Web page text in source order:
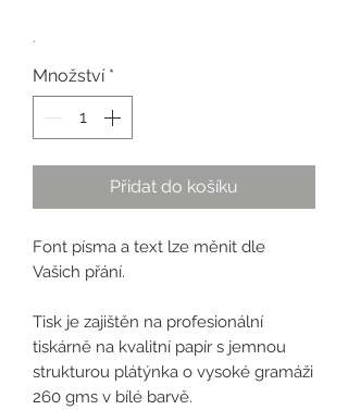
.
Množství *
Přidat do košíku
Font písma a text lze měnit dle
Vašich přání.
Tisk je zajištěn na profesionální
tiskárně na kvalitní papír s jemnou
strukturou plátýnka o vysoké gramáži
260 gms v bílé barvě.